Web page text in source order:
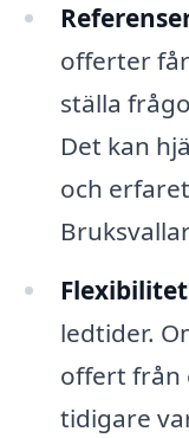
offerter
ställa
Det kan
och
ledtider.
offert från
tidigare